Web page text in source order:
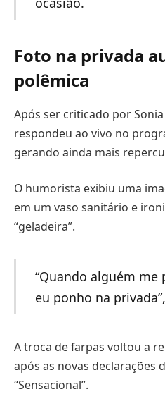
Foto na privada
polêmica
Após ser criticado por
respondeu ao vivo no
gerando ainda mais
O humorista exibiu uma
em um vaso sanitário e
“geladeira”.
“Quando alguém me
eu ponho na
A troca de farpas voltou a
após as novas declarações
“Sensacional”.